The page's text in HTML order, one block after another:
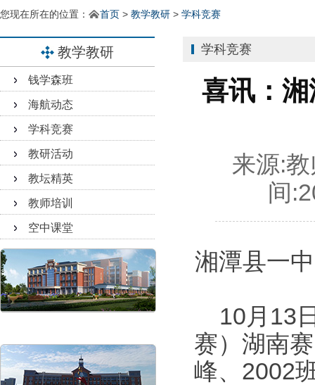
您现在所在的位置： 首页 > 教学教研 > 学科竞赛
教学教研
钱学森班
海航动态
学科竞赛
教研活动
教坛精英
教师培训
空中课堂
学科竞赛
喜讯：
来源:
间:
湘潭县一
10月13
赛）湖南
峰、2002